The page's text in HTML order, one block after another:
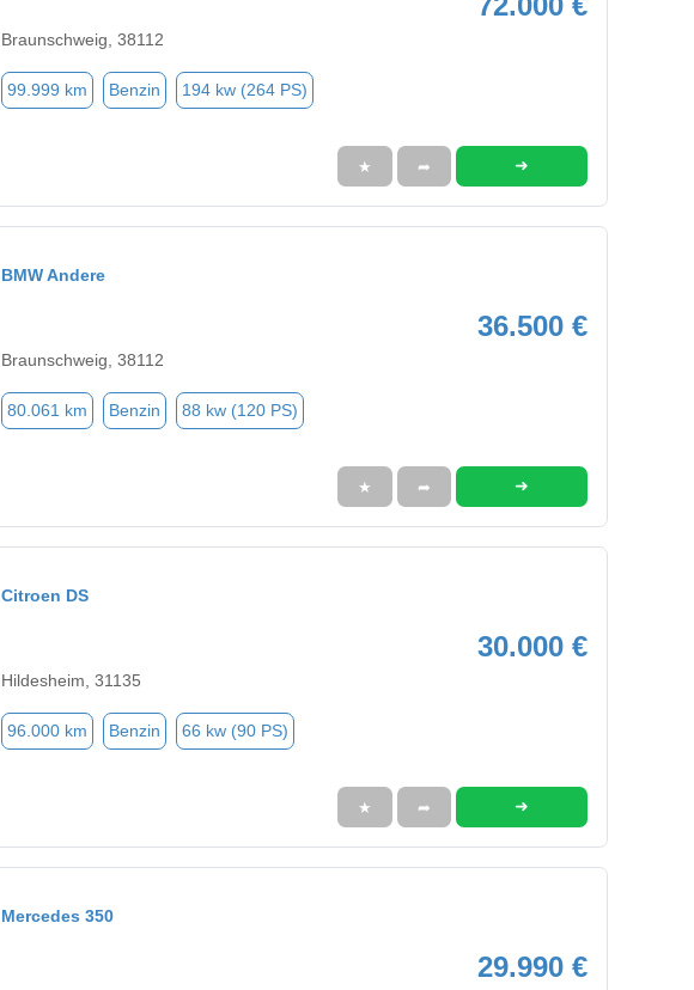
Braunschweig, 38112
99.999 km Benzin 194 kw (264 PS)
★ ➦ ➜
BMW Andere
36.500 €
Braunschweig, 38112
80.061 km Benzin 88 kw (120 PS)
★ ➦ ➜
Citroen DS
30.000 €
Hildesheim, 31135
96.000 km Benzin 66 kw (90 PS)
★ ➦ ➜
Mercedes 350
29.990 €